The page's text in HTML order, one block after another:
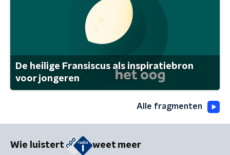
De heilige Fransiscus als inspiratiebron
voor jongeren
Alle fragmenten
Wie luistert weet meer